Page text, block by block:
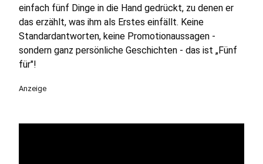
einfach fünf Dinge in die Hand gedrückt, zu denen er
das erzählt, was ihm als Erstes einfällt. Keine
Standardantworten, keine Promotionaussagen -
sondern ganz persönliche Geschichten - das ist „Fünf
für"!
Anzeige